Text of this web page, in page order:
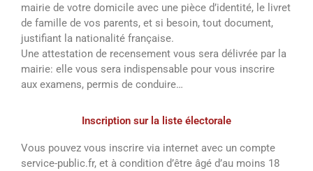
mairie de votre domicile avec une pièce d’identité, le livret
de famille de vos parents, et si besoin, tout document,
justifiant la nationalité française.
Une attestation de recensement vous sera délivrée par la
mairie: elle vous sera indispensable pour vous inscrire
aux examens, permis de conduire…
Inscription sur la liste électorale
Vous pouvez vous inscrire via internet avec un compte
service-public.fr, et à condition d’être âgé d’au moins 18